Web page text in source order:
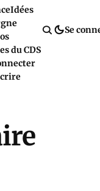
Idées
du CDS
Se